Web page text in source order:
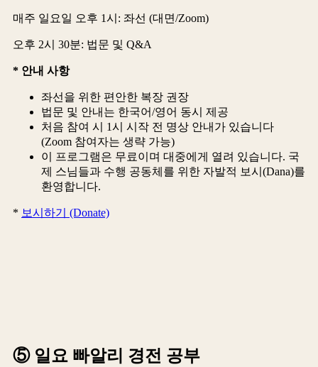
매주 일요일 오후 1시: 좌선 (대면/Zoom)
오후 2시 30분: 법문 및 Q&A
* 안내 사항
좌선을 위한 편안한 복장 권장
법문 및 안내는 한국어/영어 동시 제공
처음 참여 시 1시 시작 전 명상 안내가 있습니다
(Zoom 참여자는 생략 가능)
이 프로그램은 무료이며 대중에게 열려 있습니다. 국
제 스님들과 수행 공동체를 위한 자발적 보시(Dana)를
환영합니다.
* 보시하기 (Donate)
⑤ 일요 빠알리 경전 공부